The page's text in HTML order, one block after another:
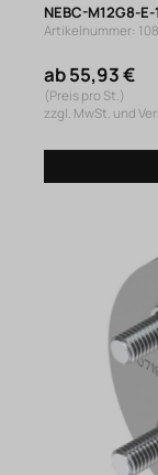
NEBC-M12G8-
Artikelnummer:
ab 55,93 €
(Preis pro St.)
zzgl. MwSt. und